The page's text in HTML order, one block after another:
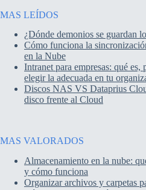
MAS LEÍDOS
¿Dónde demonios se guardan
Cómo funciona la
en la Nube
Intranet para empresas: qué es,
elegir la adecuada en tu
Discos NAS VS Dataprius
disco frente al Cloud
MAS VALORADOS
Almacenamiento en la nube:
y cómo funciona
Organizar archivos y carpetas